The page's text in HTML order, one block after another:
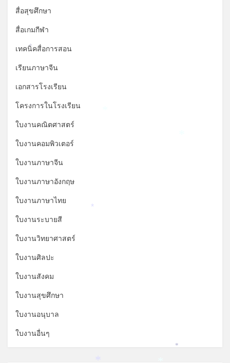
สื่อสุขศึกษา
สื่อเกมกีฬา
เทคนิคสื่อการสอน
เรียนภาษาจีน
เอกสารโรงเรียน
โครงการในโรงเรียน
ใบงานคณิตศาสตร์
ใบงานคอมพิวเตอร์
ใบงานภาษาจีน
ใบงานภาษาอังกฤษ
ใบงานภาษาไทย
ใบงานระบายสี
ใบงานวิทยาศาสตร์
ใบงานศิลปะ
ใบงานสังคม
ใบงานสุขศึกษา
ใบงานอนุบาล
ใบงานอื่นๆ
*